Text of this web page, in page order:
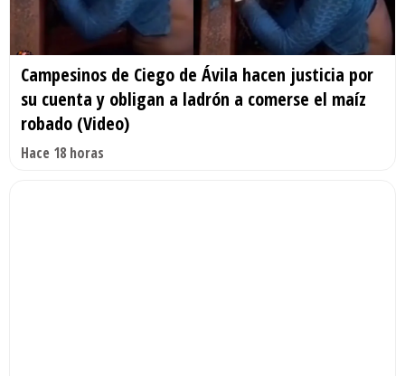
Campesinos de Ciego de Ávila hacen justicia por
su cuenta y obligan a ladrón a comerse el maíz
robado (Video)
Hace 18 horas